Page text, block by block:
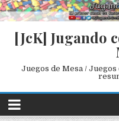
[JcK] Jugando
Juegos de Mesa /